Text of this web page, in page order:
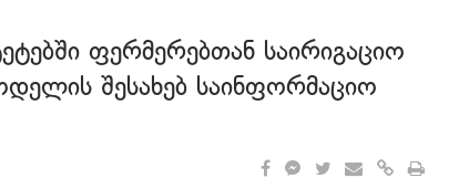
ფერმერებთან საირიგაციო
შესახებ საინფორმაციო